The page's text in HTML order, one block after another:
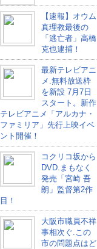
【速報】オウム
真理教最後の
「逃亡者」高橋
克也逮捕！
最新テレビアニ
メ.無料放送枠
を新設 7月7日
スタート。新作
テレビアニメ「アルカナ・
ファミリア」先行上映イベ
ント開催！
コクリコ坂から
DVD.まもなく
発売「宮崎 吾
朗」監督第2作
目！
大阪市職員不祥
事相次ぐ.この
市の問題点はど